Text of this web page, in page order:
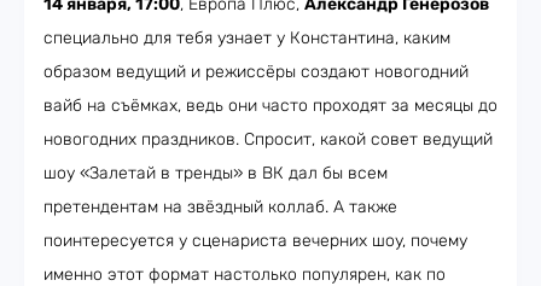
14 января, 17:00, Европа Плюс, Александр Генерозов
специально для тебя узнает у Константина, каким
образом ведущий и режиссёры создают новогодний
вайб на съёмках, ведь они часто проходят за месяцы до
новогодних праздников. Спросит, какой совет ведущий
шоу «Залетай в тренды» в ВК дал бы всем
претендентам на звёздный коллаб. А также
поинтересуется у сценариста вечерних шоу, почему
именно этот формат настолько популярен, как по